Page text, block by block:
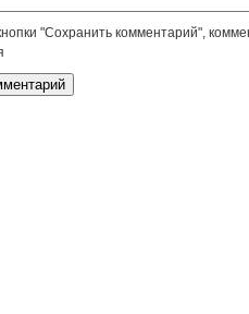
"Сохранить комментарий",